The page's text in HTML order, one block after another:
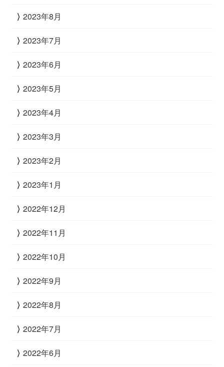
2023年8月
2023年7月
2023年6月
2023年5月
2023年4月
2023年3月
2023年2月
2023年1月
2022年12月
2022年11月
2022年10月
2022年9月
2022年8月
2022年7月
2022年6月